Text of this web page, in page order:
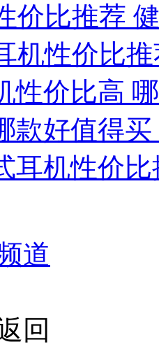
价比推荐
机性价比
性价比高
款好值得
耳机性价
道
回